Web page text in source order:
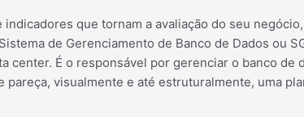
que tornam a avaliação do seu negócio,
de Gerenciamento de Banco de Dados ou
center. É o responsável por gerenciar o banco de
visualmente e até estruturalmente, uma